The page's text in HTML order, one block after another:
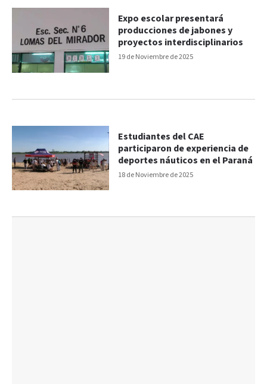
19 de Noviembre de 2025
Expo escolar presentará
producciones de jabones y
proyectos interdisciplinarios
18 de Noviembre de 2025
Estudiantes del CAE
participaron de experiencia de
deportes náuticos en el Paraná